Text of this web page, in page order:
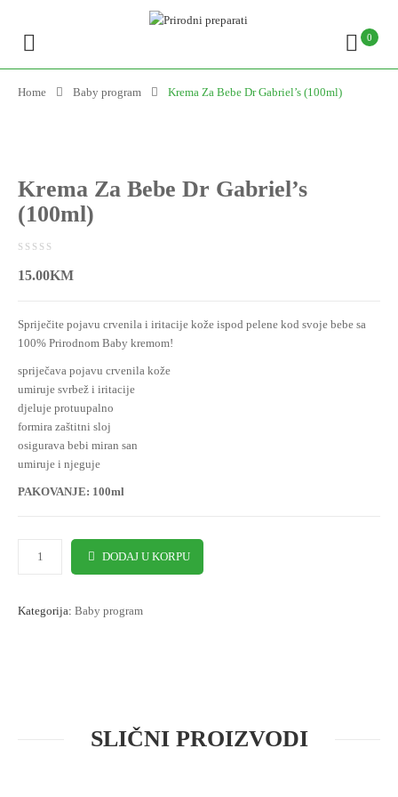
0
Home Baby program Krema Za Bebe Dr Gabriel’s (100ml)
Krema Za Bebe Dr Gabriel’s
(100ml)
based
customer
ratings
15.00KM
Spriječite pojavu crvenila i iritacije kože ispod pelene kod svoje bebe sa
100% Prirodnom Baby kremom!
spriječava pojavu crvenila kože
umiruje svrbež i iritacije
djeluje protuupalno
formira zaštitni sloj
osigurava bebi miran san
umiruje i njeguje
PAKOVANJE: 100ml
DODAJ U KORPU
Kategorija: Baby program
SLIČNI PROIZVODI